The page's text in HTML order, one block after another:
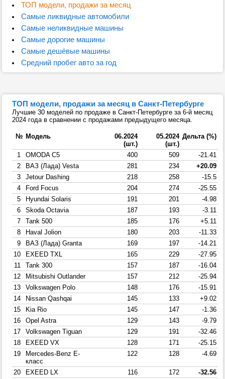
ТОП модели, продажи за месяц
Самые ликвидные автомобили
Самые неликвидные машины
Самые дорогие машины
Самые дешёвые машины
Средний пробег авто за год
ТОП модели, продажи за месяц в Санкт-Петербурге
Лучшие 30 моделей по продаже в Санкт-Петербурге за 6-й месяц
2024 года в сравнении с продажами предыдущего месяца.
№ Модель
06.2024
(шт.)
05.2024
(шт.)
Дельта (%)
1 OMODA C5 400 509
-21.41
2
ВАЗ (Лада) Vesta 281 234
+20.09
3
Jetour Dashing 218 258
-15.5
4
Ford Focus 204 274
-25.55
5
Hyundai Solaris 191 201
-4.98
6
Skoda Octavia 187 193
-3.11
7
Tank 500 185 176
+5.11
8
Haval Jolion 180 203
-11.33
9
ВАЗ (Лада) Granta 169 197
-14.21
10
EXEED TXL 165 229
-27.95
11
Tank 300 157 187
-16.04
12
Mitsubishi Outlander 157 212
-25.94
13
Volkswagen Polo 148 176
-15.91
14
Nissan Qashqai 145 133
+9.02
15
Kia Rio 145 147
-1.36
16
Opel Astra 129 143
-9.79
17
Volkswagen Tiguan 129 191
-32.46
18
EXEED VX 128 171
-25.15
19
Mercedes-Benz E-
класс
122 128 -4.69
20 EXEED LX 116 172
-32.56